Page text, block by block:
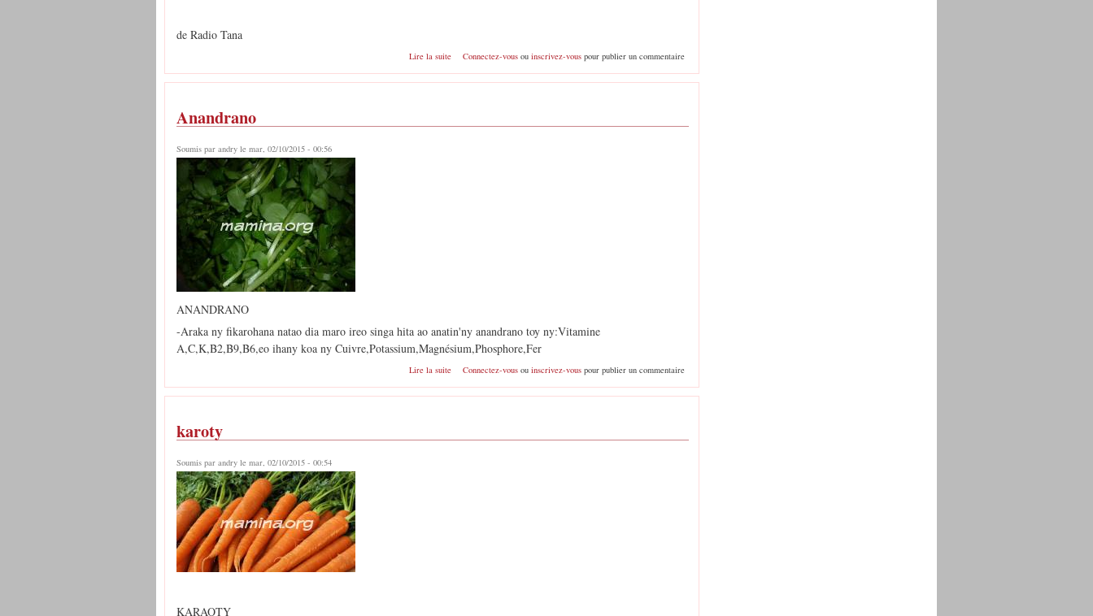
de Radio Tana
Lire la suite de Thyn
Connectez-vousou inscrivez-vouspour publier un commentaire
Anandrano
Soumis par andry le mar, 02/10/2015 - 00:56
ANANDRANO
-Araka ny fikarohana natao dia maro ireo singa hita ao anatin'ny anandrano toy ny:Vitamine
A,C,K,B2,B9,B6,eo ihany koa ny Cuivre,Potassium,Magnésium,Phosphore,Fer
Lire la suite de Anandrano
Connectez-vousou inscrivez-vouspour publier un commentaire
karoty
Soumis par andry le mar, 02/10/2015 - 00:54
KARAOTY